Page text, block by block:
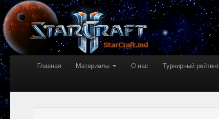
Главная Материалы О нас Турнирный рейтинг